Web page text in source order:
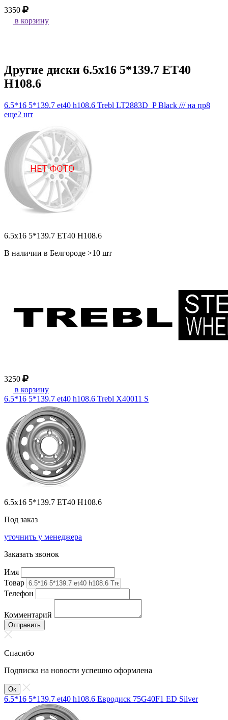
3350
в корзину
Другие диски 6.5x16 5*139.7 ET40
H108.6
6.5*16 5*139.7 et40 h108.6 Trebl LT2883D_P Black /// на пр8
еще2 шт
6.5x16 5*139.7 ET40 H108.6
В наличии в Белгороде >10 шт
3250
в корзину
6.5*16 5*139.7 et40 h108.6 Trebl X40011 S
6.5x16 5*139.7 ET40 H108.6
Под заказ
уточнить у менеджера
Заказать звонок
Имя
Товар
Телефон
Комментарий
Отправить
Спасибо
Подписка на новости успешно оформлена
Ок
6.5*16 5*139.7 et40 h108.6 Евродиск 75G40F1 ED Silver